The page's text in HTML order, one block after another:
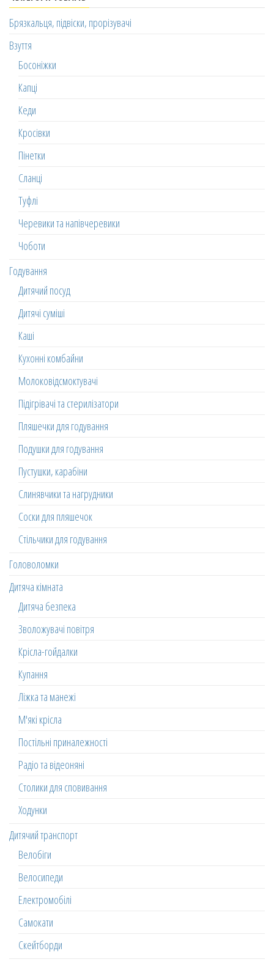
Брязкальця, підвіски, прорізувачі
Взуття
Босоніжки
Капці
Кеди
Кросівки
Пінетки
Сланці
Туфлі
Черевики та напівчеревики
Чоботи
Годування
Дитячий посуд
Дитячі суміші
Каші
Кухонні комбайни
Молоковідсмоктувачі
Підігрівачі та стерилізатори
Пляшечки для годування
Подушки для годування
Пустушки, карабіни
Слинявчики та нагрудники
Соски для пляшечок
Стільчики для годування
Головоломки
Дитяча кімната
Дитяча безпека
Зволожувачі повітря
Крісла-гойдалки
Купання
Ліжка та манежі
М'які крісла
Постільні приналежності
Радіо та відеоняні
Столики для сповивання
Ходунки
Дитячий транспорт
Велобіги
Велосипеди
Електромобілі
Самокати
Скейтборди